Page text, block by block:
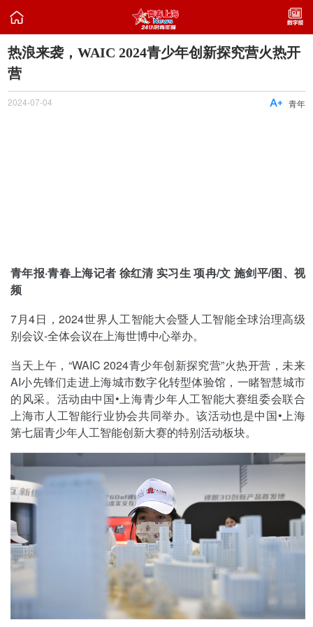

热浪来袭，WAIC 2024青少年创新探究营火热开
营
2024-07-04 青年

青年报·青春上海记者 徐红清 实习生 项冉/文 施剑平/图、视
频
7月4日，2024世界人工智能大会暨人工智能全球治理高级
别会议-全体会议在上海世博中心举办。
当天上午，“WAIC 2024青少年创新探究营”火热开营，未来
AI小先锋们走进上海城市数字化转型体验馆，一睹智慧城市
的风采。活动由中国•上海青少年人工智能大赛组委会联合
上海市人工智能行业协会共同举办。该活动也是中国•上海
第七届青少年人工智能创新大赛的特别活动板块。